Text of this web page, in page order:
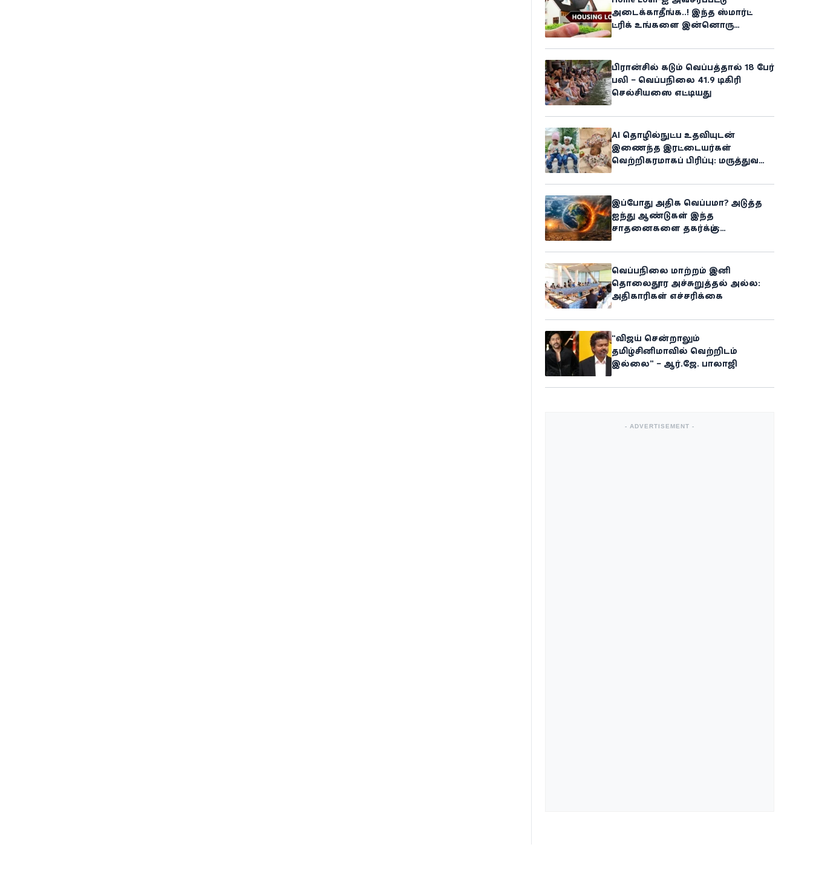
அடைக்காதீங்க..! இந்த ஸ்மார்ட்
ட்ரிக் உங்களை இன்னொரு
சொத்தின் உரிமையாளராக்கலாம்!
பிரான்சில் கடும் வெப்பத்தால் 18 பேர்
பலி – வெப்பநிலை 41.9 டிகிரி
செல்சியஸை எட்டியது
AI தொழில்நுட்ப உதவியுடன்
இணைந்த இரட்டையர்கள்
வெற்றிகரமாகப் பிரிப்பு: மருத்துவ
உலகில் புதிய சாதனை
இப்போது அதிக வெப்பமா? அடுத்த
ஐந்து ஆண்டுகள் இந்த
சாதனைகளை தகர்க்கும்:
அதிர்ச்சியளிக்கும் ஐ.நா.வின்
எச்சரிக்கை
வெப்பநிலை மாற்றம் இனி
தொலைதூர அச்சுறுத்தல் அல்ல:
அதிகாரிகள் எச்சரிக்கை
“விஜய் சென்றாலும்
தமிழ்சினிமாவில் வெற்றிடம்
இல்லை” – ஆர்.ஜே. பாலாஜி
- ADVERTISEMENT -